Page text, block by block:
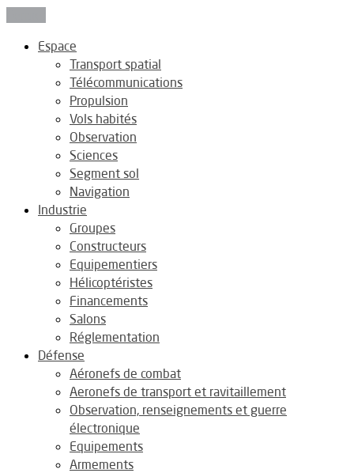
Espace
Transport spatial
Télécommunications
Propulsion
Vols habités
Observation
Sciences
Segment sol
Navigation
Industrie
Groupes
Constructeurs
Equipementiers
Hélicoptéristes
Financements
Salons
Réglementation
Défense
Aéronefs de combat
Aeronefs de transport et ravitaillement
Observation, renseignements et guerre
électronique
Equipements
Armements